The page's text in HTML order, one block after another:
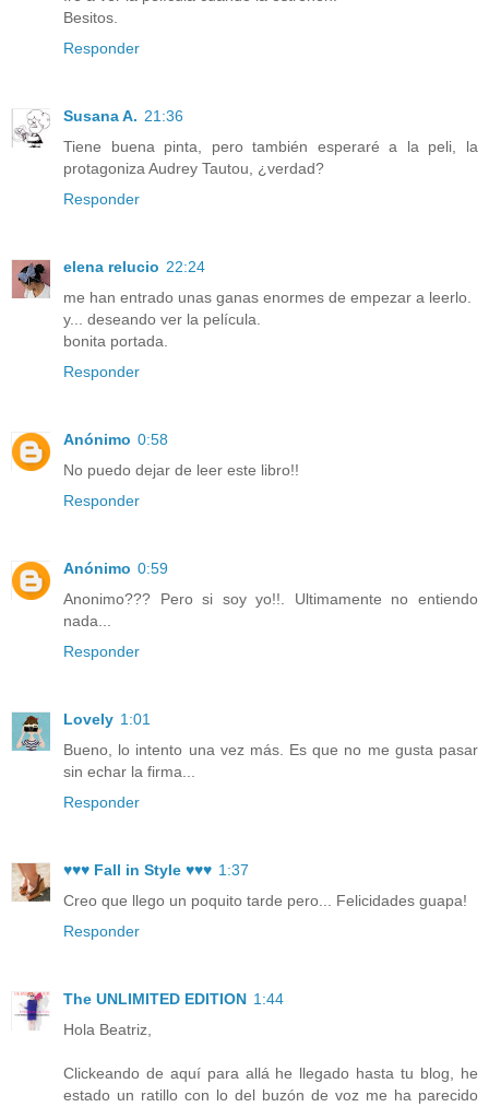
Besitos.
Responder
Susana A. 21:36
Tiene buena pinta, pero también esperaré a la peli, la
protagoniza Audrey Tautou, ¿verdad?
Responder
elena relucio 22:24
me han entrado unas ganas enormes de empezar a leerlo.
y... deseando ver la película.
bonita portada.
Responder
Anónimo 0:58
No puedo dejar de leer este libro!!
Responder
Anónimo 0:59
Anonimo??? Pero si soy yo!!. Ultimamente no entiendo
nada...
Responder
Lovely 1:01
Bueno, lo intento una vez más. Es que no me gusta pasar
sin echar la firma...
Responder
♥♥♥ Fall in Style ♥♥♥ 1:37
Creo que llego un poquito tarde pero... Felicidades guapa!
Responder
The UNLIMITED EDITION 1:44
Hola Beatriz,
Clickeando de aquí para allá he llegado hasta tu blog, he
estado un ratillo con lo del buzón de voz me ha parecido